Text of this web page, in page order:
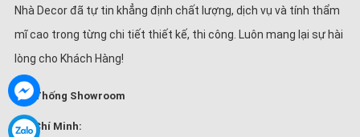
Nhà Decor đã tự tin khẳng định chất lượng, dịch vụ và tính thẩm
mĩ cao trong từng chi tiết thiết kế, thi công. Luôn mang lại sự hài
lòng cho Khách Hàng!
Hệ Thống Showroom
Hồ Chí Minh: